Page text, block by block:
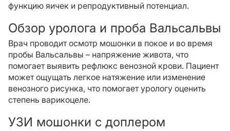
функцию яичек и репродуктивный потенциал.
Обзор уролога и проба Вальсальвы
Врач проводит осмотр мошонки в покое и во время
пробы Вальсальвы – напряжение живота, что
помогает выявить рефлюкс венозной крови. Пациент
может ощущать легкое натяжение или изменение
венозного рисунка, что помогает урологу оценить
степень варикоцеле.
УЗИ мошонки с доплером